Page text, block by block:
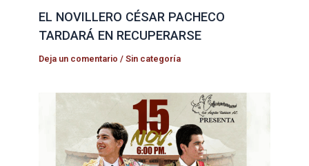
EL NOVILLERO CÉSAR PACHECO
TARDARÁ EN RECUPERARSE
Deja un comentario /Sin categoría